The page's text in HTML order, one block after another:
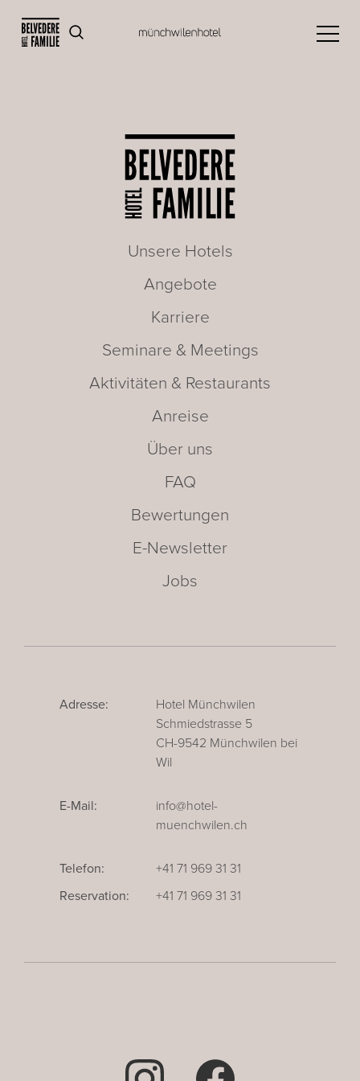
Unsere Hotels
Angebote
Karriere
Seminare & Meetings
Aktivitäten & Restaurants
Anreise
Über uns
FAQ
Bewertungen
E-Newsletter
Jobs
Adresse:
Hotel Münchwilen
Schmiedstrasse 5
CH-9542 Münchwilen bei
Wil
E-Mail:
info@hotel-
muenchwilen.ch
Telefon:
+41 71 969 31 31
Reservation:
+41 71 969 31 31